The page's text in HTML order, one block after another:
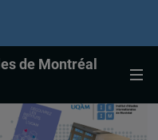
de Montréal